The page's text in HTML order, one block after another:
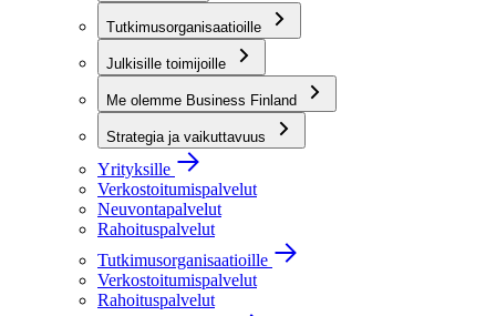
Tutkimusorganisaatioille
Julkisille toimijoille
Me olemme Business Finland
Strategia ja vaikuttavuus
Yrityksille
Verkostoitumispalvelut
Neuvontapalvelut
Rahoituspalvelut
Tutkimusorganisaatioille
Verkostoitumispalvelut
Rahoituspalvelut